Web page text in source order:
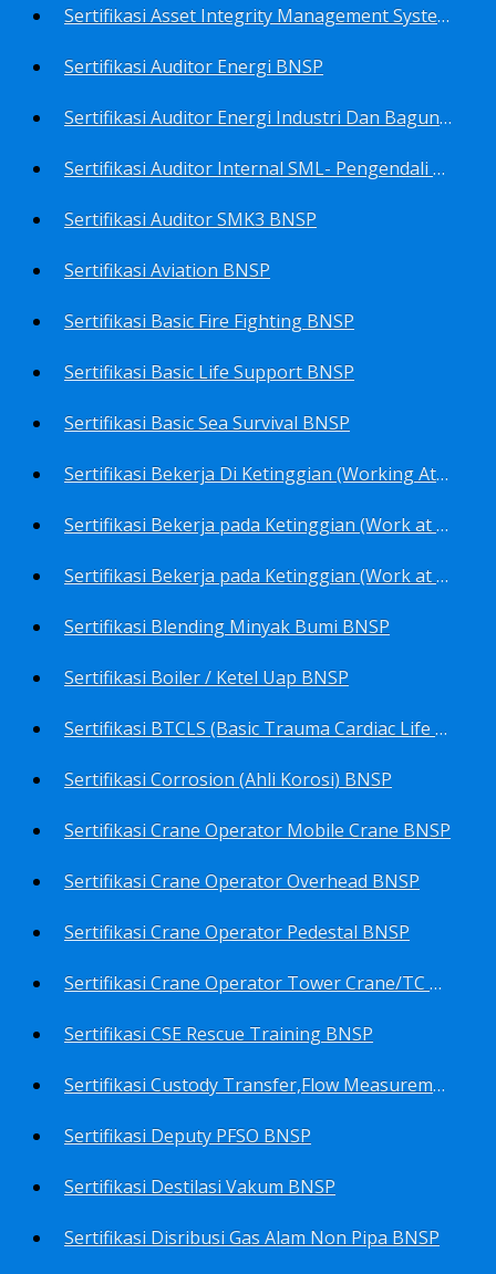
Sertifikasi Asset Integrity Management System BNSP
Sertifikasi Auditor Energi BNSP
Sertifikasi Auditor Energi Industri Dan Bagunan Gedung BNSP
Sertifikasi Auditor Internal SML- Pengendali Dan Penerapan SML- Perencana SML- Manajer SML- Pengendali Dokumen SML BNSP
Sertifikasi Auditor SMK3 BNSP
Sertifikasi Aviation BNSP
Sertifikasi Basic Fire Fighting BNSP
Sertifikasi Basic Life Support BNSP
Sertifikasi Basic Sea Survival BNSP
Sertifikasi Bekerja Di Ketinggian (Working At Height) BNSP
Sertifikasi Bekerja pada Ketinggian (Work at Height)-Competency person (TKPK-TK3) BNSP
Sertifikasi Bekerja pada Ketinggian (Work at Height)-Pekerja/Standby Person (TKBT-TK2) BNSP
Sertifikasi Blending Minyak Bumi BNSP
Sertifikasi Boiler / Ketel Uap BNSP
Sertifikasi BTCLS (Basic Trauma Cardiac Life Support) BNSP
Sertifikasi Corrosion (Ahli Korosi) BNSP
Sertifikasi Crane Operator Mobile Crane BNSP
Sertifikasi Crane Operator Overhead BNSP
Sertifikasi Crane Operator Pedestal BNSP
Sertifikasi Crane Operator Tower Crane/TC BNSP
Sertifikasi CSE Rescue Training BNSP
Sertifikasi Custody Transfer,Flow Measurement&Flow Meter (Harga Khusus) BNSP
Sertifikasi Deputy PFSO BNSP
Sertifikasi Destilasi Vakum BNSP
Sertifikasi Disribusi Gas Alam Non Pipa BNSP